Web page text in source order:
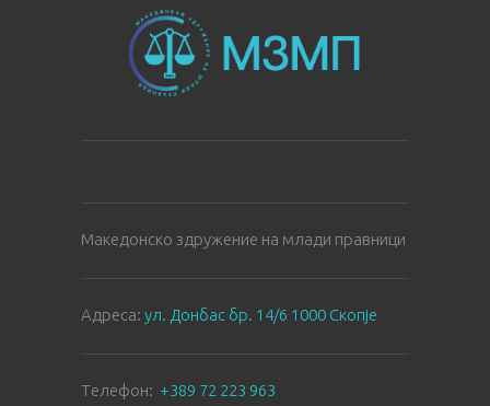
Македонско здружение на млади правници
Aдреса: ул. Донбас бр. 14/6 1000 Скопје
Tелефон: +389 72 223 963